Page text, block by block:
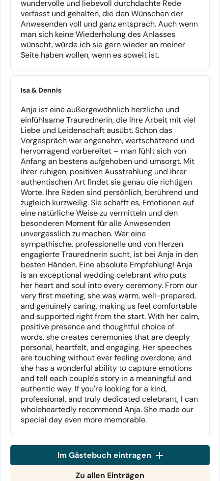
wundervolle und liebevoll durchdachte Rede
verfasst und gehalten, die den Wünschen der
Anwesenden voll und ganz entsprach. Auch wenn
man sich keine Wiederholung des Anlasses
wünscht, würde ich sie gern wieder an meiner
Seite haben wollen, wenn es soweit ist.
Isa & Dennis
Anja ist eine außergewöhnlich herzliche und
einfühlsame Traurednerin, die ihre Arbeit mit viel
Liebe und Leidenschaft ausübt. Schon das
Vorgespräch war angenehm, wertschätzend und
hervorragend vorbereitet – man fühlt sich von
Anfang an bestens aufgehoben und umsorgt. Mit
ihrer ruhigen, positiven Ausstrahlung und ihrer
authentischen Art findet sie genau die richtigen
Worte. Ihre Reden sind persönlich, berührend und
zugleich kurzweilig. Sie schafft es, Emotionen auf
eine natürliche Weise zu vermitteln und den
besonderen Moment für alle Anwesenden
unvergesslich zu machen. Wer eine
sympathische, professionelle und von Herzen
engagierte Traurednerin sucht, ist bei Anja in den
besten Händen. Eine absolute Empfehlung! Anja
is an exceptional wedding celebrant who puts
her heart and soul into every ceremony. From our
very first meeting, she was warm, well-prepared,
and genuinely caring, making us feel comfortable
and supported right from the start. With her calm,
positive presence and thoughtful choice of
words, she creates ceremonies that are deeply
personal, heartfelt, and engaging. Her speeches
are touching without ever feeling overdone, and
she has a wonderful ability to capture emotions
and tell each couple's story in a meaningful and
authentic way. If you're looking for a kind,
professional, and truly dedicated celebrant, I can
wholeheartedly recommend Anja. She made our
special day even more memorable.
Im Gästebuch eintragen
Zu allen Einträgen